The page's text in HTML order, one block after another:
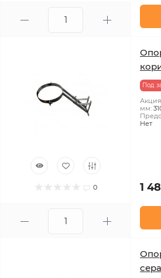
0
Под
мм:
Нет
1